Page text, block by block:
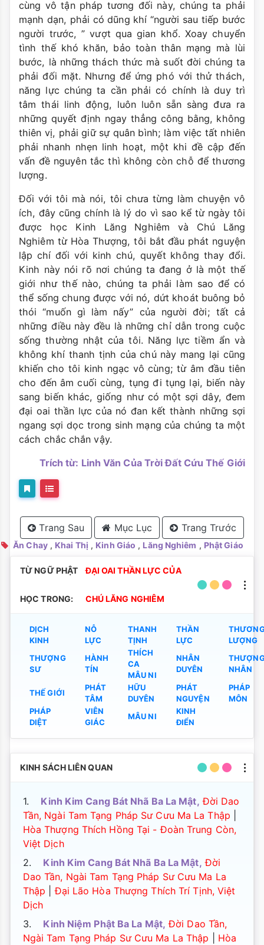
cùng vô tận pháp tương đối này, chúng ta phải
mạnh dạn, phải có dũng khí “người sau tiếp bước
người trước, ” vượt qua gian khổ. Xoay chuyển
tình thế khó khăn, bảo toàn thân mạng mà lùi
bước, là những thách thức mà suốt đời chúng ta
phải đối mặt. Nhưng để ứng phó với thử thách,
năng lực chúng ta cần phải có chính là duy trì
tâm thái linh động, luôn luôn sẵn sàng đưa ra
những quyết định ngay thẳng công bằng, không
thiên vị, phải giữ sự quân bình; làm việc tất nhiên
phải nhanh nhẹn linh hoạt, một khi đề cập đến
vấn đề nguyên tắc thì không còn chỗ để thương
lượng.
Đối với tôi mà nói, tôi chưa từng làm chuyện vô
ích, đây cũng chính là lý do vì sao kể từ ngày tôi
được học Kinh Lăng Nghiêm và Chú Lăng
Nghiêm từ Hòa Thượng, tôi bắt đầu phát nguyện
lập chí đối với kinh chú, quyết không thay đổi.
Kinh này nói rõ nơi chúng ta đang ở là một thế
giới như thế nào, chúng ta phải làm sao để có
thể sống chung được với nó, dứt khoát buông bỏ
thói “muốn gì làm nấy” của người đời; tất cả
những điều này đều là những chỉ dẫn trong cuộc
sống thường nhật của tôi. Năng lực tiềm ẩn và
không khí thanh tịnh của chú này mang lại cũng
khiến cho tôi kinh ngạc vô cùng; từ âm đầu tiên
cho đến âm cuối cùng, tụng đi tụng lại, biến này
sang biến khác, giống như có một sợi dây, đem
đại oai thần lực của nó đan kết thành những sợi
ngang sợi dọc trong sinh mạng của chúng ta một
cách chắc chắn vậy.
Trích từ: Linh Văn Của Trời Đất Cứu Thế Giới
Trang Sau Mục Lục Trang Trước
Ăn Chay , Khai Thị , Kinh Giáo , Lăng Nghiêm , Phật Giáo
TỪ NGỮ PHẬT
HỌC TRONG:
ĐẠI OAI THẦN LỰC CỦA
CHÚ LĂNG NGHIÊM
DỊCH
KINH
NỖ
LỰC
THANH
TỊNH
THẦN
LỰC
LƯỢNG
THƯỢNG
SƯ
HÀNH
TÍN
THÍCH
CA
MÂU NI
NHÂN
DUYÊN
NHÂN
THẾ GIỚI
PHÁT
TÂM
HỮU
DUYÊN
PHÁT
NGUYỆN
PHÁP
MÔN
PHÁP
DIỆT
VIÊN
GIÁC
MÂU NI
KINH
ĐIỂN
KINH SÁCH LIÊN QUAN
1. Kinh Kim Cang Bát Nhã Ba La Mật, Đời Dao
Tần, Ngài Tam Tạng Pháp Sư Cưu Ma La Thập
Hòa Thượng Thích Hồng Tại - Đoàn Trung Còn,
Việt Dịch
2. Kinh Kim Cang Bát Nhã Ba La Mật, Đời
Dao Tần, Ngài Tam Tạng Pháp Sư Cưu Ma La
Thập
|Đại Lão Hòa Thượng Thích Trí Tịnh, Việt
Dịch
3. Kinh Niệm Phật Ba La Mật, Đời Dao Tần,
Ngài Tam Tạng Pháp Sư Cưu Ma La Thập
Hòa